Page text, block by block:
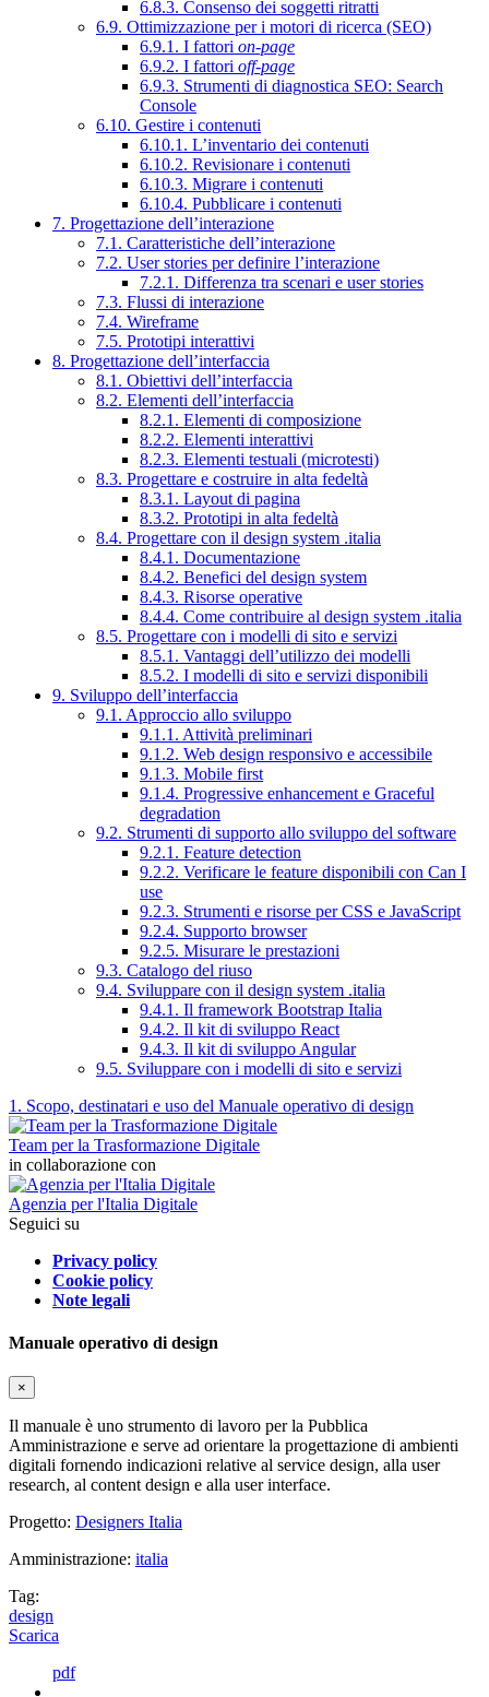
6.8.3. Consenso dei soggetti ritratti
6.9. Ottimizzazione per i motori di ricerca (SEO)
6.9.1. I fattori on-page
6.9.2. I fattori off-page
6.9.3. Strumenti di diagnostica SEO: Search
Console
6.10. Gestire i contenuti
6.10.1. L’inventario dei contenuti
6.10.2. Revisionare i contenuti
6.10.3. Migrare i contenuti
6.10.4. Pubblicare i contenuti
7. Progettazione dell’interazione
7.1. Caratteristiche dell’interazione
7.2. User stories per definire l’interazione
7.2.1. Differenza tra scenari e user stories
7.3. Flussi di interazione
7.4. Wireframe
7.5. Prototipi interattivi
8. Progettazione dell’interfaccia
8.1. Obiettivi dell’interfaccia
8.2. Elementi dell’interfaccia
8.2.1. Elementi di composizione
8.2.2. Elementi interattivi
8.2.3. Elementi testuali (microtesti)
8.3. Progettare e costruire in alta fedeltà
8.3.1. Layout di pagina
8.3.2. Prototipi in alta fedeltà
8.4. Progettare con il design system .italia
8.4.1. Documentazione
8.4.2. Benefici del design system
8.4.3. Risorse operative
8.4.4. Come contribuire al design system .italia
8.5. Progettare con i modelli di sito e servizi
8.5.1. Vantaggi dell’utilizzo dei modelli
8.5.2. I modelli di sito e servizi disponibili
9. Sviluppo dell’interfaccia
9.1. Approccio allo sviluppo
9.1.1. Attività preliminari
9.1.2. Web design responsivo e accessibile
9.1.3. Mobile first
9.1.4. Progressive enhancement e Graceful
degradation
9.2. Strumenti di supporto allo sviluppo del software
9.2.1. Feature detection
9.2.2. Verificare le feature disponibili con Can I
use
9.2.3. Strumenti e risorse per CSS e JavaScript
9.2.4. Supporto browser
9.2.5. Misurare le prestazioni
9.3. Catalogo del riuso
9.4. Sviluppare con il design system .italia
9.4.1. Il framework Bootstrap Italia
9.4.2. Il kit di sviluppo React
9.4.3. Il kit di sviluppo Angular
9.5. Sviluppare con i modelli di sito e servizi
1. Scopo, destinatari e uso del Manuale operativo di design
Team per la Trasformazione Digitale
in collaborazione con
Agenzia per l'Italia Digitale
Seguici su
Privacy policy
Cookie policy
Note legali
Manuale operativo di design
×
Il manuale è uno strumento di lavoro per la Pubblica
Amministrazione e serve ad orientare la progettazione di ambienti
digitali fornendo indicazioni relative al service design, alla user
research, al content design e alla user interface.
Progetto: Designers Italia
Amministrazione: italia
Tag:
design
Scarica
pdf